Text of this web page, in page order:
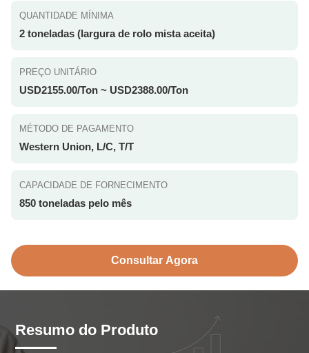
QUANTIDADE MÍNIMA
2 toneladas (largura de rolo mista aceita)
PREÇO UNITÁRIO
USD2155.00/Ton ~ USD2388.00/Ton
MÉTODO DE PAGAMENTO
Western Union, L/C, T/T
CAPACIDADE DE FORNECIMENTO
850 toneladas pelo mês
Consultar Agora
Resumo do Produto